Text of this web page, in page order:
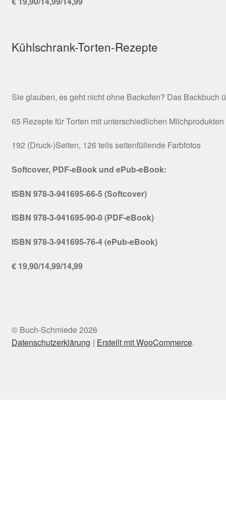
Kühlschrank-Torten-Rezepte
Sie glauben, es geht nicht ohne Backofen? Das Backbuch
65 Rezepte für Torten mit unterschiedlichen
192 (Druck-)Seiten, 126 teils seitenfüllende Farbfotos
Softcover, PDF-eBook und ePub-eBook:
ISBN 978-3-941695-66-5 (Softcover)
ISBN 978-3-941695-90-0 (PDF-eBook)
ISBN 978-3-941695-76-4 (ePub-eBook)
€ 19,90/14,99/14,99
© Buch-Schmiede 2026
Datenschutzerklärung
Erstellt mit WooCommerce.